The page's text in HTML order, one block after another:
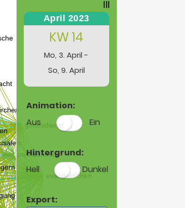
April 2023
KW 14
Mo, 3. April -
So, 9. April
Animation:
Aus
Ein
Hintergrund:
Hell
Dunkel
Export: